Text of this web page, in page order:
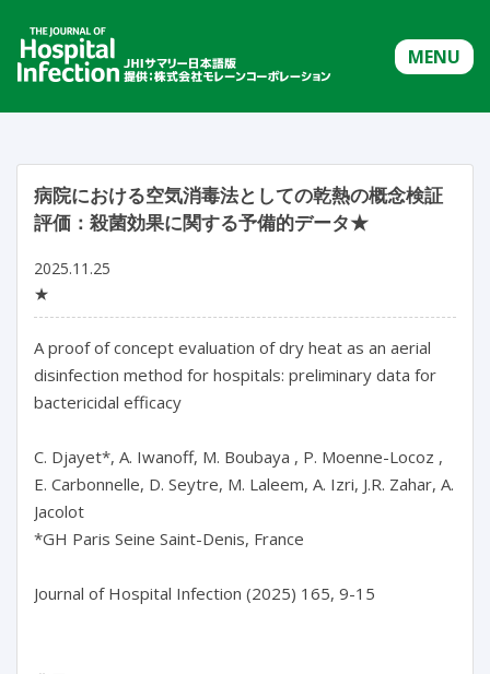
MENU
病院における空気消毒法としての乾熱の概念検証
評価：殺菌効果に関する予備的データ★
2025.11.25
★
A proof of concept evaluation of dry heat as an aerial
disinfection method for hospitals: preliminary data for
bactericidal efficacy
C. Djayet*, A. Iwanoff, M. Boubaya , P. Moenne-Locoz ,
E. Carbonnelle, D. Seytre, M. Laleem, A. Izri, J.R. Zahar, A.
Jacolot
*GH Paris Seine Saint-Denis, France